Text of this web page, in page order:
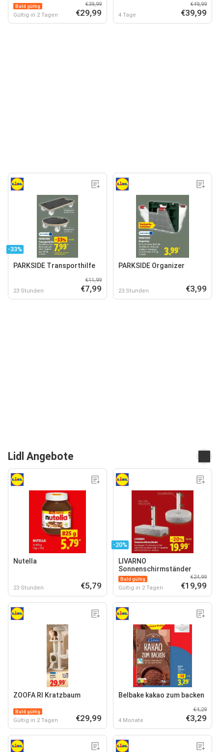
V/12 A
Bald gültig
Gültig in 2 Tagen
€39,99
€29,99 4 Tage
€49,99
€39,99
-33%
PARKSIDE Transporthilfe
23 Stunden
€11,99
€7,99
PARKSIDE Organizer
23 Stunden €3,99
Lidl Angebote
Nutella
23 Stunden €5,79
-20%
LIVARNO
Sonnenschirmständer
Bald gültig
Gültig in 2 Tagen
€24,99
€19,99
ZOOFA RI Kratzbaum
Bald gültig
Gültig in 2 Tagen €29,99
Belbake kakao zum backen
4 Monate
€4,29
€3,29